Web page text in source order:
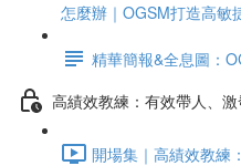
怎麼辦｜OGSM打造高敏
精華簡報&全息圖：
高績效教練：有效帶人、
開場集｜高績效教練